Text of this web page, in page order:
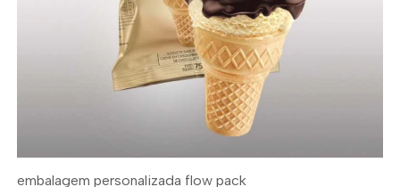
embalagem personalizada flow pack